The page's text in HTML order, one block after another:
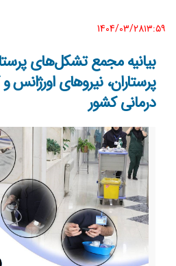
1404/03/28١٣:٥٩
بیانیه مجمع تشکل‌های
پرستاران، نیروهای اورژانس
درمانی کشور